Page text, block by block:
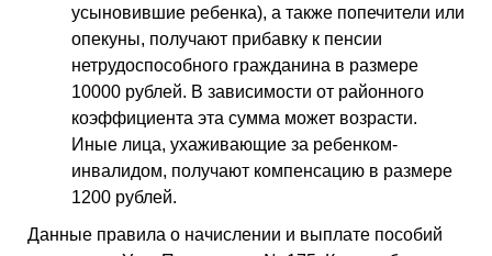
усыновившие ребенка), а также попечители или
опекуны, получают прибавку к пенсии
нетрудоспособного гражданина в размере
10000 рублей. В зависимости от районного
коэффициента эта сумма может возрасти.
Иные лица, ухаживающие за ребенком-
инвалидом, получают компенсацию в размере
1200 рублей.
Данные правила о начислении и выплате пособий